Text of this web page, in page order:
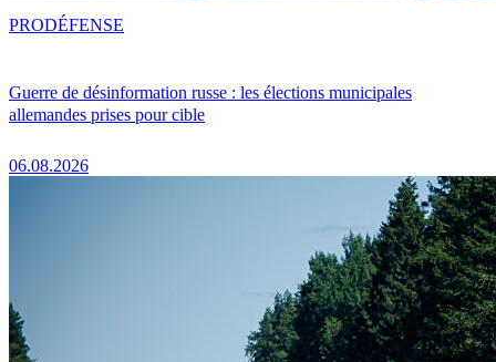
Guerre de désinformation russe : les élections municipales
allemandes prises pour cible
06.08.2026
PRODÉFENSE